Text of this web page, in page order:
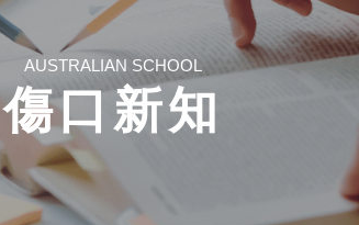
AUSTRALIAN SCHOOL
傷口新知